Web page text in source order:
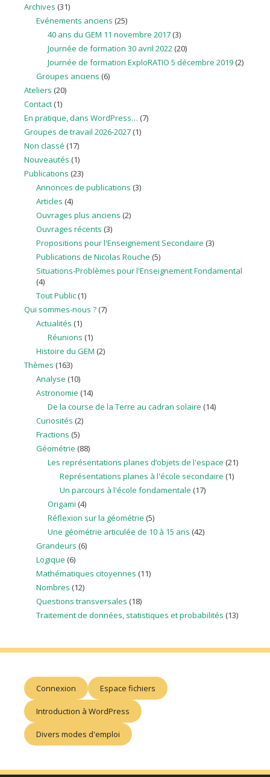
Archives (31)
Evénements anciens (25)
40 ans du GEM 11 novembre 2017 (3)
Journée de formation 30 avril 2022 (20)
Journée de formation ExploRATIO 5 décembre 2019 (2)
Groupes anciens (6)
Ateliers (20)
Contact (1)
En pratique, dans WordPress… (7)
Groupes de travail 2026-2027 (1)
Non classé (17)
Nouveautés (1)
Publications (23)
Annonces de publications (3)
Articles (4)
Ouvrages plus anciens (2)
Ouvrages récents (3)
Propositions pour l'Enseignement Secondaire (3)
Publications de Nicolas Rouche (5)
Situations-Problèmes pour l'Enseignement Fondamental
(4)
Tout Public(1)
Qui sommes-nous ? (7)
Actualités (1)
Réunions (1)
Histoire du GEM (2)
Thèmes (163)
Analyse (10)
Astronomie (14)
De la course de la Terre au cadran solaire (14)
Curiosités (2)
Fractions (5)
Géométrie (88)
Les représentations planes d’objets de l'espace (21)
Représentations planes à l'école secondaire (1)
Un parcours à l'école fondamentale (17)
Origami (4)
Réflexion sur la géométrie (5)
Une géométrie articulée de 10 à 15 ans (42)
Grandeurs (6)
Logique (6)
Mathématiques citoyennes (11)
Nombres (12)
Questions transversales (18)
Traitement de données, statistiques et probabilités (13)
Connexion Espace fichiers
Introduction à WordPress
Divers modes d'emploi